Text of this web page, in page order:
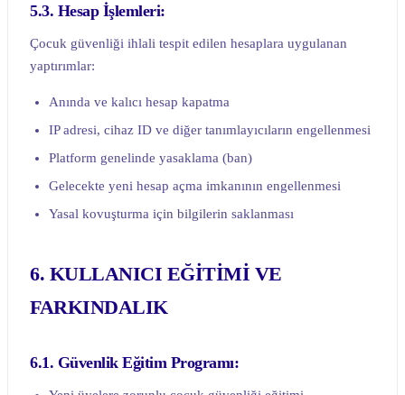
5.3. Hesap İşlemleri:
Çocuk güvenliği ihlali tespit edilen hesaplara uygulanan
yaptırımlar:
Anında ve kalıcı hesap kapatma
IP adresi, cihaz ID ve diğer tanımlayıcıların engellenmesi
Platform genelinde yasaklama (ban)
Gelecekte yeni hesap açma imkanının engellenmesi
Yasal kovuşturma için bilgilerin saklanması
6. KULLANICI EĞİTİMİ VE
FARKINDALIK
6.1. Güvenlik Eğitim Programı: